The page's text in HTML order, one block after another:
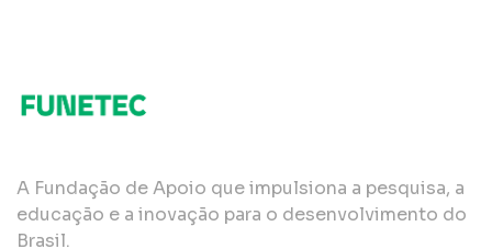
A Fundação de Apoio que impulsiona a pesquisa, a
educação e a inovação para o desenvolvimento do
Brasil.